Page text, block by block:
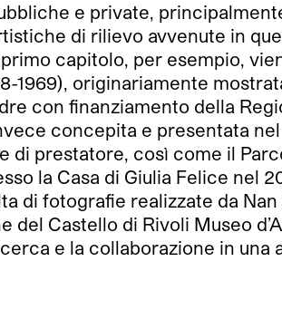
e private,
di rilievo avvenute in
capitolo, per esempio,
1969), originariamente
con finanziamento della
concepita e presentata
di prestatore, così come il
la Casa di Giulia Felice nel
di fotografie realizzate da
del Castello di Rivoli Museo
e la collaborazione in una